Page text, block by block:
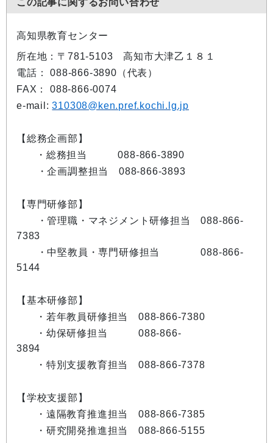
この記事に関するお問い合わせ
高知県教育センター
所在地：〒781-5103 高知市大津乙１８１
電話： 088-866-3890（代表）
FAX： 088-866-0074
e-mail:310308@ken.pref.kochi.lg.jp
【総務企画部】
・総務担当 088-866-3890
・企画調整担当 088-866-3893
【専門研修部】
・管理職・マネジメント研修担当 088-866-
7383
・中堅教員・専門研修担当 088-866-
5144
【基本研修部】
・若年教員研修担当 088-866-7380
・幼保研修担当 088-866-
3894
・特別支援教育担当 088-866-7378
【学校支援部】
・遠隔教育推進担当 088-866-7385
・研究開発推進担当 088-866-5155